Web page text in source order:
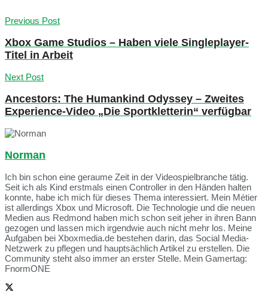
Previous Post
Xbox Game Studios – Haben viele Singleplayer-
Titel in Arbeit
Next Post
Ancestors: The Humankind Odyssey – Zweites
Experience-Video „Die Sportkletterin“ verfügbar
Norman
Ich bin schon eine geraume Zeit in der Videospielbranche tätig.
Seit ich als Kind erstmals einen Controller in den Händen halten
konnte, habe ich mich für dieses Thema interessiert. Mein Métier
ist allerdings Xbox und Microsoft. Die Technologie und die neuen
Medien aus Redmond haben mich schon seit jeher in ihren Bann
gezogen und lassen mich irgendwie auch nicht mehr los. Meine
Aufgaben bei Xboxmedia.de bestehen darin, das Social Media-
Netzwerk zu pflegen und hauptsächlich Artikel zu erstellen. Die
Community steht also immer an erster Stelle. Mein Gamertag:
FnormONE